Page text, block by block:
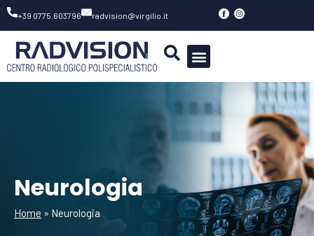
Vai
contenuto
+39 0775.603796 radvision@virgilio.it
Neurologia
Home » Neurologia